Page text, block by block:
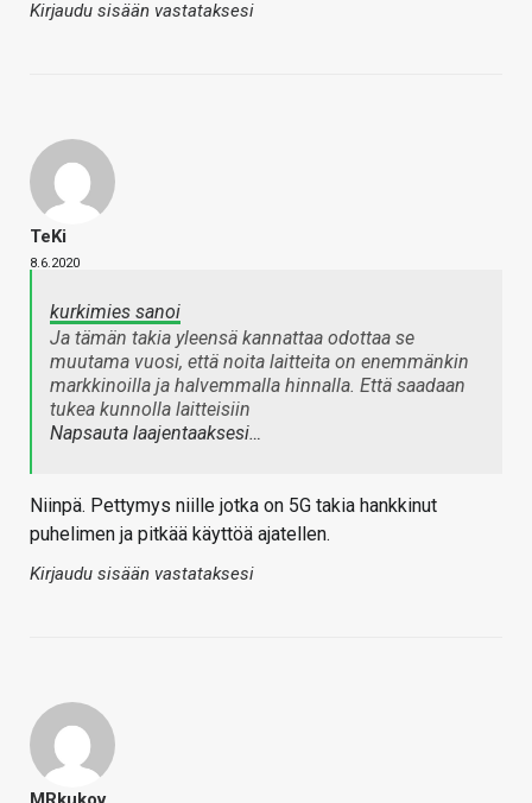
Kirjaudu sisään vastataksesi
TeKi
8.6.2020
kurkimies sanoi
Ja tämän takia yleensä kannattaa odottaa se
muutama vuosi, että noita laitteita on enemmänkin
markkinoilla ja halvemmalla hinnalla. Että saadaan
tukea kunnolla laitteisiin
Napsauta laajentaaksesi…
Niinpä. Pettymys niille jotka on 5G takia hankkinut
puhelimen ja pitkää käyttöä ajatellen.
Kirjaudu sisään vastataksesi